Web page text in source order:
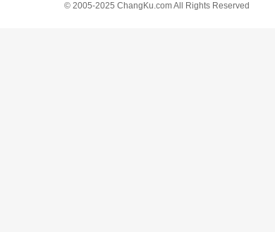
© 2005-2025 ChangKu.com All Rights Reserved